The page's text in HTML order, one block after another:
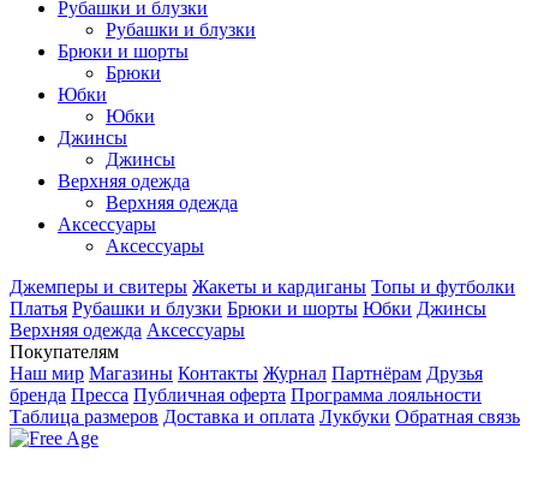
Рубашки и блузки
Рубашки и блузки
Брюки и шорты
Брюки
Юбки
Юбки
Джинсы
Джинсы
Верхняя одежда
Верхняя одежда
Аксесcуары
Аксесcуары
Джемперы и свитеры Жакеты и кардиганы Топы и футболки
Платья Рубашки и блузки Брюки и шорты Юбки Джинсы
Верхняя одежда Аксесcуары
Покупателям
Наш мир Магазины Контакты Журнал Партнёрам Друзья
бренда Пресса Публичная оферта Программа лояльности
Таблица размеров Доставка и оплата Лукбуки Обратная связь